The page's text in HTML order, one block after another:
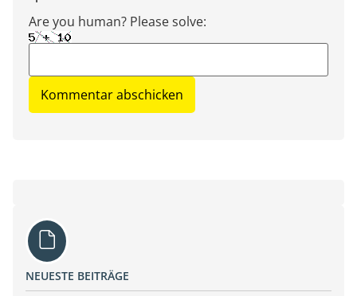
Are you human? Please solve:
NEUESTE BEITRÄGE